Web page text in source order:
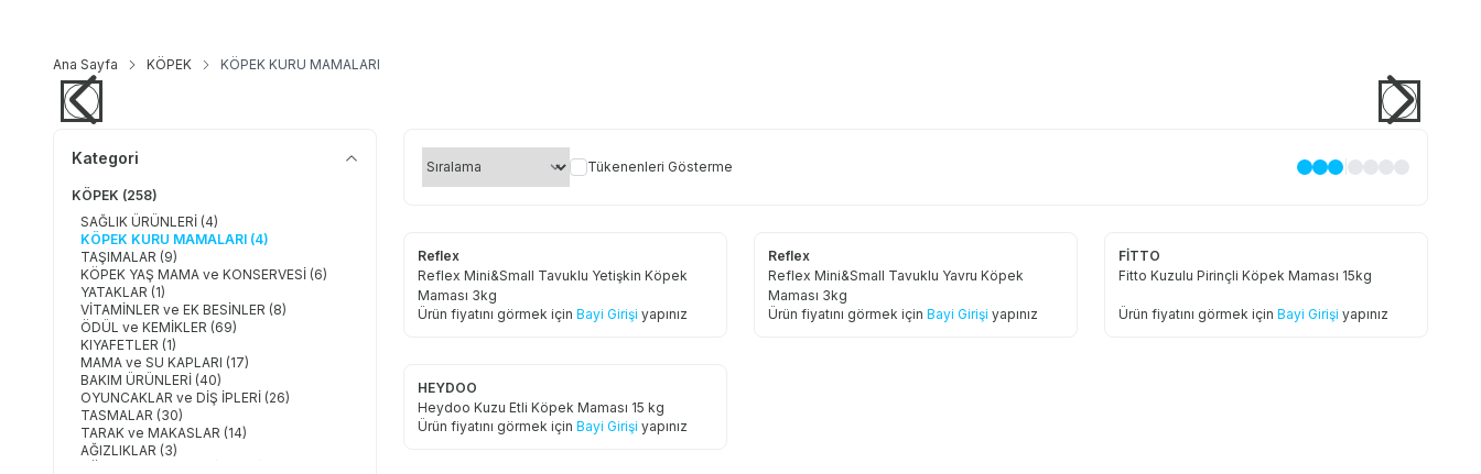
Ana Sayfa KÖPEK KÖPEK KURU MAMALARI
Kategori
KÖPEK (258)
SAĞLIK ÜRÜNLERİ (4)
KÖPEK KURU MAMALARI (4)
TAŞIMALAR (9)
KÖPEK YAŞ MAMA ve KONSERVESİ (6)
YATAKLAR (1)
VİTAMİNLER ve EK BESİNLER (8)
ÖDÜL ve KEMİKLER (69)
KIYAFETLER (1)
MAMA ve SU KAPLARI (17)
BAKIM ÜRÜNLERİ (40)
OYUNCAKLAR ve DİŞ İPLERİ (26)
TASMALAR (30)
TARAK ve MAKASLAR (14)
AĞIZLIKLAR (3)
Tükenenleri Gösterme
Reflex
Reflex Mini&Small Tavuklu Yetişkin Köpek
Maması 3kg
Ürün fiyatını görmek için Bayi Girişi yapınız
Reflex
Reflex Mini&Small Tavuklu Yavru Köpek
Maması 3kg
Ürün fiyatını görmek için Bayi Girişi yapınız
FİTTO
Fitto Kuzulu Pirinçli Köpek Maması 15kg
Ürün fiyatını görmek için Bayi Girişi yapınız
HEYDOO
Heydoo Kuzu Etli Köpek Maması 15 kg
Ürün fiyatını görmek için Bayi Girişi yapınız